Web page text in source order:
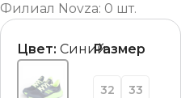
Филиал Novza: 0 шт.
Цвет: СинийРазмер
32
33